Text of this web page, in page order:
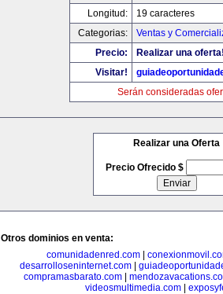
Longitud:
19 caracteres
Categorias:
Ventas y
Precio:
Realizar una
Visitar!
Serán consideradas
Realizar una Oferta
Precio Ofrecido $
Otros dominios en venta:
comunidadenred.com|
desarrolloseninternet.com
compramasbarato.com|
videosmultimedia.com